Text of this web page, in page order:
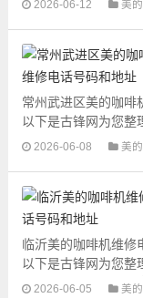
2026-06-12 美的
常州武进区美的咖啡
以下是古锋网为您整
售后维修网点地址和
2026-06-08 美的
临沂美的咖啡机维修
以下是古锋网为您整
修网点地址和号码信
2026-06-05 美的